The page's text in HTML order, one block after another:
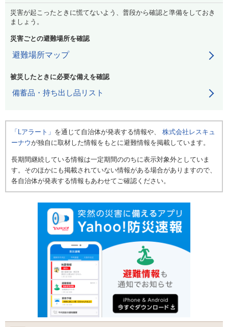
災害が起こったときに慌てないよう、普段から確認と準備をしておき
ましょう。
災害ごとの避難場所を確認
避難場所マップ
被災したときに必要な備えを確認
備蓄品・持ち出し品リスト
「Lアラート」 を通じて自治体が発表する情報や、 株式会社レスキュ
ーナウが独自に取材した情報をもとに避難情報を掲載しています。
長期間継続している情報は一定期間ののちに表示対象外としていま
す。そのほかにも掲載されていない情報がある場合がありますので、
各自治体が発表する情報もあわせてご確認ください。